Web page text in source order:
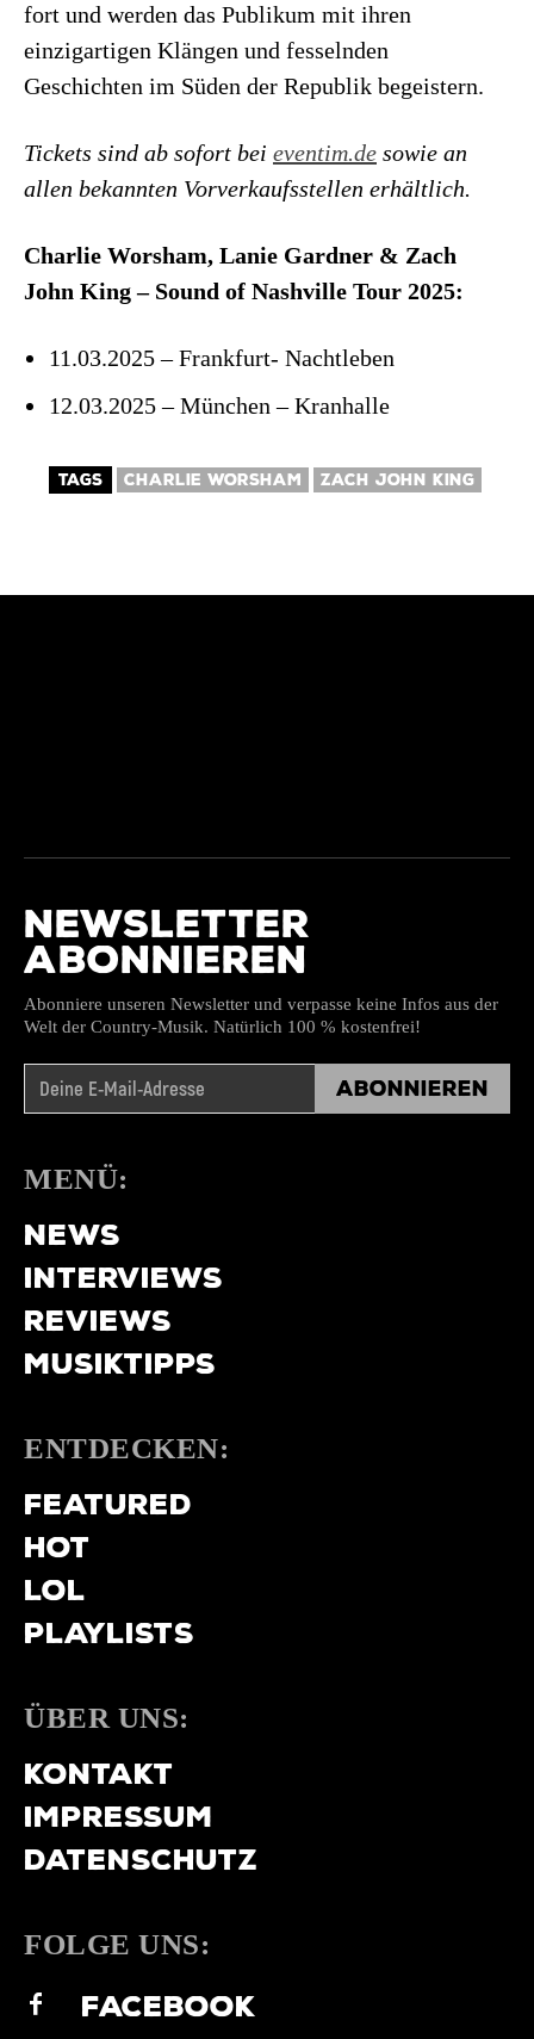
fort und werden das Publikum mit ihren
einzigartigen Klängen und fesselnden
Geschichten im Süden der Republik begeistern.
Tickets sind ab sofort bei eventim.de sowie an
allen bekannten Vorverkaufsstellen erhältlich.
Charlie Worsham, Lanie Gardner & Zach
John King – Sound of Nashville Tour 2025:
11.03.2025 – Frankfurt- Nachtleben
12.03.2025 – München – Kranhalle
TAGS CHARLIE WORSHAM ZACH JOHN KING
NEWSLETTER
ABONNIEREN
Abonniere unseren Newsletter und verpasse keine Infos aus der
Welt der Country-Musik. Natürlich 100 % kostenfrei!
Abonnieren
MENÜ:
NEWS
INTERVIEWS
REVIEWS
MUSIKTIPPS
ENTDECKEN:
FEATURED
HOT
LOL
PLAYLISTS
ÜBER UNS:
KONTAKT
IMPRESSUM
DATENSCHUTZ
FOLGE UNS:
FACEBOOK